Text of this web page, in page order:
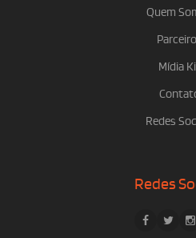
Quem
Mídia
Redes
Redes